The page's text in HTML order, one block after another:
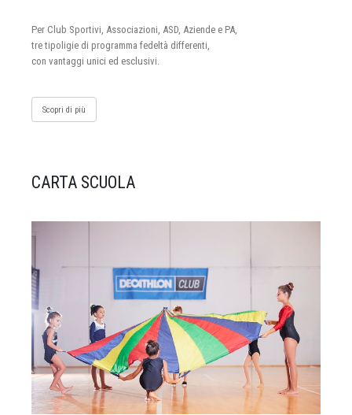
Per Club Sportivi, Associazioni, ASD, Aziende e PA,
tre tipoligie di programma fedeltà differenti,
con vantaggi unici ed esclusivi.
Scopri di più
CARTA SCUOLA